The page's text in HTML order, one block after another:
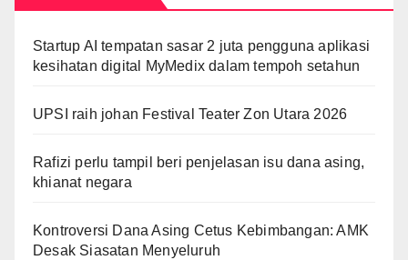
Startup AI tempatan sasar 2 juta pengguna aplikasi
kesihatan digital MyMedix dalam tempoh setahun
UPSI raih johan Festival Teater Zon Utara 2026
Rafizi perlu tampil beri penjelasan isu dana asing,
khianat negara
Kontroversi Dana Asing Cetus Kebimbangan: AMK
Desak Siasatan Menyeluruh